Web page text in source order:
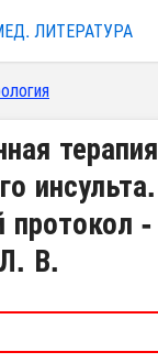
ЛИТЕРАТУРА
терапия
инсульта.
протокол -
В.